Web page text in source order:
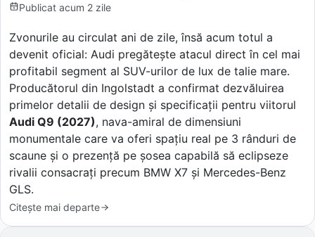
Publicat acum 2 zile
Zvonurile au circulat ani de zile, însă acum totul a
devenit oficial: Audi pregătește atacul direct în cel mai
profitabil segment al SUV-urilor de lux de talie mare.
Producătorul din Ingolstadt a confirmat dezvăluirea
primelor detalii de design și specificații pentru viitorul
Audi Q9 (2027), nava-amiral de dimensiuni
monumentale care va oferi spațiu real pe 3 rânduri de
scaune și o prezență pe șosea capabilă să eclipseze
rivalii consacrați precum BMW X7 și Mercedes-Benz
GLS.
Citește mai departe